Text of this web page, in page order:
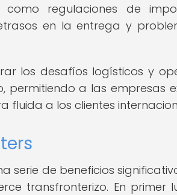
regulaciones de
en la entrega y
los desafíos logísticos y
permitiendo a las empresas
fluida a los clientes
serie de beneficios
transfronterizo. En primer